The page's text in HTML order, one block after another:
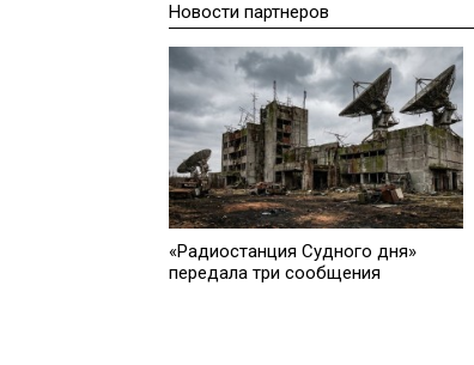
Новости партнеров
«Радиостанция Судного дня»
передала три сообщения